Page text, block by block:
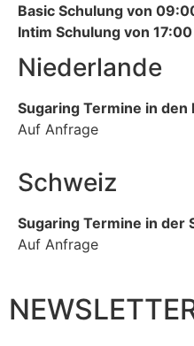
Basic Schulung von
Intim Schulung von
Niederlande
Sugaring Termine in den
Auf Anfrage
Schweiz
Sugaring Termine in der
Auf Anfrage